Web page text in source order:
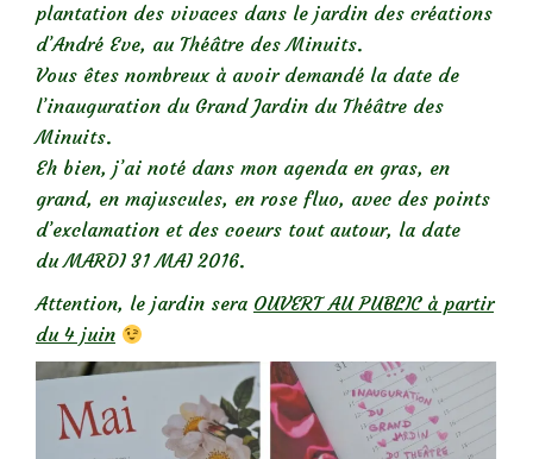
plantation des vivaces dans le jardin des créations
d’André Eve, au Théâtre des Minuits.
Vous êtes nombreux à avoir demandé la date de
l’inauguration du Grand Jardin du Théâtre des
Minuits.
Eh bien, j’ai noté dans mon agenda en gras, en
grand, en majuscules, en rose fluo, avec des points
d’exclamation et des coeurs tout autour, la date
du MARDI 31 MAI 2016.
Attention, le jardin sera OUVERT AU PUBLIC à partir
du 4 juin